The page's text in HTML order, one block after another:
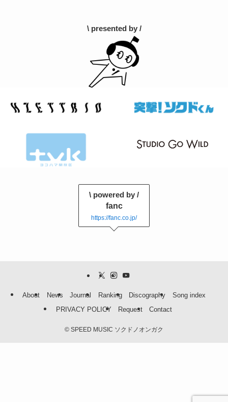
\ presented by /
\ powered by /
fanc
https://fanc.co.jp/
About News Journal Ranking Discography
Song index
PRIVACY POLICY
Request Contact
© SPEED MUSIC ソクドノオンガク